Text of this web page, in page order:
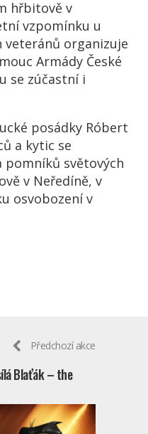
hřbitově v
vzpomínku u
veteránů organizuje
Armády České
se zúčastní i
posádky Róbert
a kytic se
světových
v Neředíně, v
osvobození v
Předchozí akce
Blaťák – the